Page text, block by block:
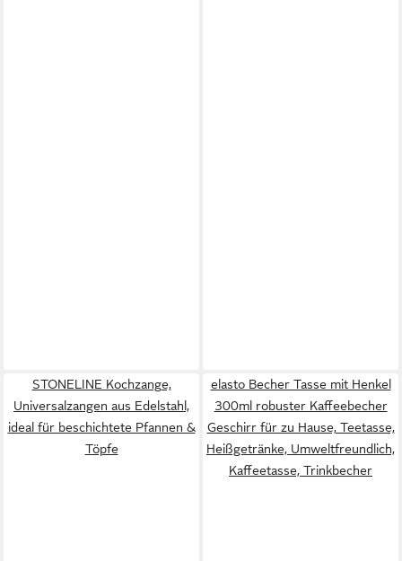
STONELINE Kochzange,
Universalzangen aus Edelstahl,
ideal für beschichtete Pfannen &
Töpfe
elasto Becher Tasse mit Henkel
300ml robuster Kaffeebecher
Geschirr für zu Hause, Teetasse,
Heißgetränke, Umweltfreundlich,
Kaffeetasse, Trinkbecher